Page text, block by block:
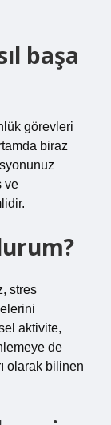
başa
görevleri
biraz
ve
stres
aktivite,
de
olarak bilinen